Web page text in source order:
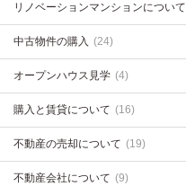
リノベーションマンションについて
中古物件の購入 (24)
オープンハウス見学 (4)
購入と賃貸について (16)
不動産の売却について (19)
不動産会社について (9)